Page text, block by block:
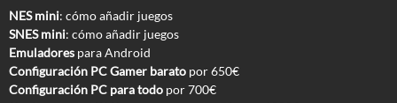
NES mini: cómo añadir juegos
SNES mini: cómo añadir juegos
Emuladores para Android
Configuración PC Gamer barato por 650€
Configuración PC para todo por 700€